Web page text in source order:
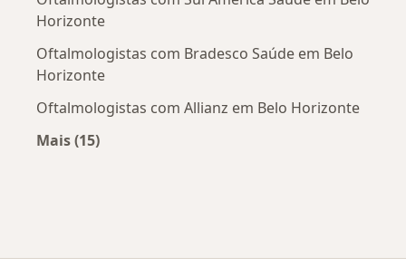
Horizonte
Oftalmologistas com Bradesco Saúde em Belo
Horizonte
Oftalmologistas com Allianz em Belo Horizonte
Mais (15)